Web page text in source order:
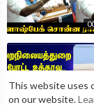
This website uses
on our website.